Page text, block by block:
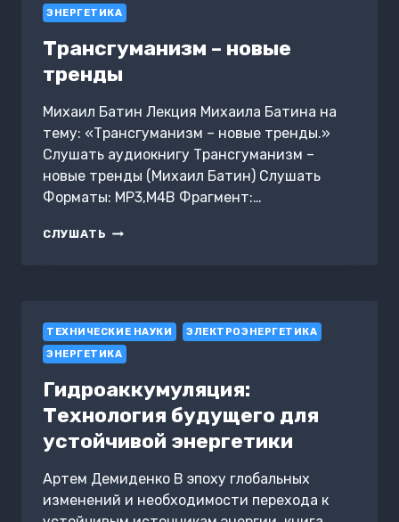
ЧЁМ
ВОПРОС
ЭНЕРГЕТИКА
Трансгуманизм – новые
тренды
Михаил Батин Лекция Михаила Батина на
тему: «Трансгуманизм – новые тренды.»
Слушать аудиокнигу Трансгуманизм –
новые тренды (Михаил Батин) Слушать
Форматы: MP3,M4B Фрагмент:…
СЛУШАТЬ ТРАНСГУМАНИЗМ
ТЕХНИЧЕСКИЕ НАУКИ
ЭЛЕКТРОЭНЕРГЕТИКА
ЭНЕРГЕТИКА
Гидроаккумуляция:
Технология будущего для
устойчивой энергетики
Артем Демиденко В эпоху глобальных
изменений и необходимости перехода к